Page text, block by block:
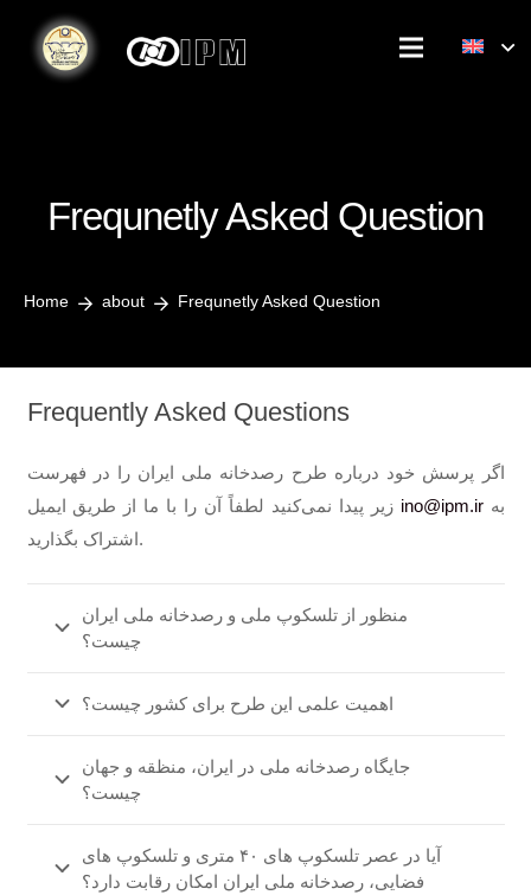
Frequnetly Asked Question
Home about Frequnetly Asked Question
Frequently Asked Questions
اگر پرسش خود درباره طرح رصدخانه ملی ایران را در فهرست
زیر پیدا نمی‌کنید لطفاً‌ آن را با ما از طریق ایمیل ino@ipm.irبه
اشتراک بگذارید.
منظور از تلسکوپ ملی و رصدخانه ملی ایران
چیست؟
اهمیت علمی این طرح برای کشور چیست؟
جایگاه رصدخانه ملی در ایران، منظقه و جهان
چیست؟
آیا در عصر تلسکوپ های ۴۰ متری و تلسکوپ های
فضایی، رصدخانه ملی ایران امکان رقابت دارد؟